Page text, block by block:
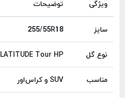
ویژگی توضیحات
سایز
255/55R18
نوع گل
LATITUDE Tour HP
مناسب
SUV و کراس‌اور